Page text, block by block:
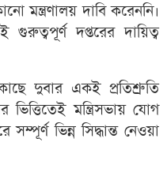
মন্ত্রণালয় দাবি করেননি।
দপ্তরের দায়িত্ব
দুবার একই প্রতিশ্রুতি
মন্ত্রিসভায় যোগ
ভিন্ন সিদ্ধান্ত নেওয়া